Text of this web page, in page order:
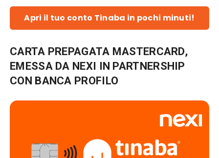
Apri il tuo conto Tinaba in pochi minuti!
CARTA PREPAGATA MASTERCARD,
EMESSA DA NEXI IN PARTNERSHIP
CON BANCA PROFILO